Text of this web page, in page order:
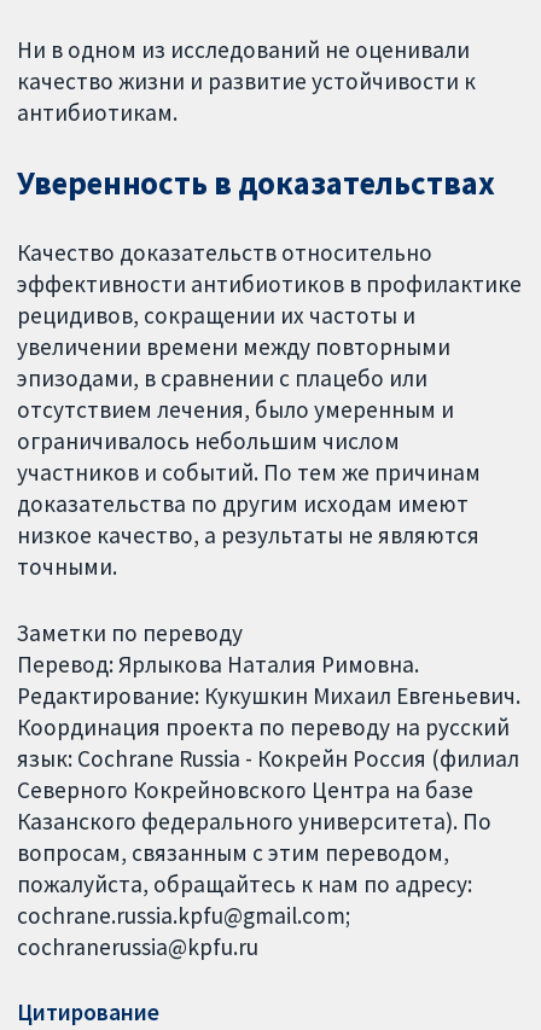
Ни в одном из исследований не оценивали
качество жизни и развитие устойчивости к
антибиотикам.
Уверенность в доказательствах
Качество доказательств относительно
эффективности антибиотиков в профилактике
рецидивов, сокращении их частоты и
увеличении времени между повторными
эпизодами, в сравнении с плацебо или
отсутствием лечения, было умеренным и
ограничивалось небольшим числом
участников и событий. По тем же причинам
доказательства по другим исходам имеют
низкое качество, а результаты не являются
точными.
Заметки по переводу
Перевод: Ярлыкова Наталия Римовна.
Редактирование: Кукушкин Михаил Евгеньевич.
Координация проекта по переводу на русский
язык: Cochrane Russia - Кокрейн Россия (филиал
Северного Кокрейновского Центра на базе
Казанского федерального университета). По
вопросам, связанным с этим переводом,
пожалуйста, обращайтесь к нам по адресу:
cochrane.russia.kpfu@gmail.com;
cochranerussia@kpfu.ru
Цитирование